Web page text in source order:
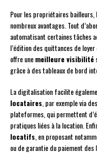
Pour les propriétaires
nombreux avantages. Tout
automatisant certaines tâches
l’édition des quittances de
offre unemeilleure visibilité
grâce à des tableaux de bord
La digitalisation facilite
locataires , par exemple via
plateformes, qui permettent
pratiques liées à la location.
locatifs , en proposant
ou de garantie du paiement des